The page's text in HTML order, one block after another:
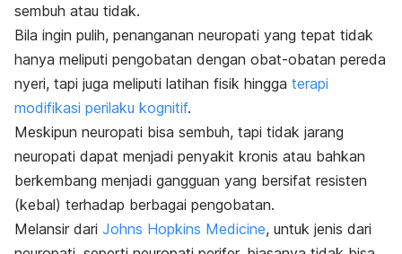
sembuh atau tidak.
Bila ingin pulih, penanganan neuropati yang tepat tidak
hanya meliputi pengobatan dengan obat-obatan pereda
nyeri, tapi juga meliputi latihan fisik hingga terapi
modifikasi perilaku kognitif.
Meskipun neuropati bisa sembuh, tapi tidak jarang
neuropati dapat menjadi penyakit kronis atau bahkan
berkembang menjadi gangguan yang bersifat resisten
(kebal) terhadap berbagai pengobatan.
Melansir dari Johns Hopkins Medicine, untuk jenis dari